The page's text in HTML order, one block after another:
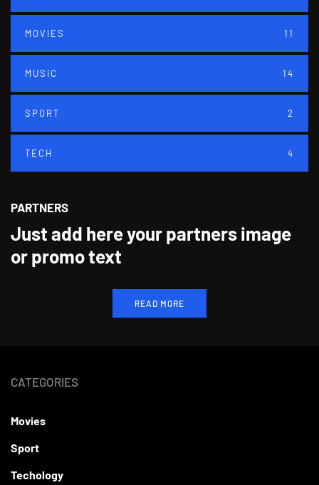
MOVIES 11
MUSIC 14
SPORT 2
TECH 4
PARTNERS
Just add here your partners image
or promo text
READ MORE
CATEGORIES
Movies
Sport
Techology